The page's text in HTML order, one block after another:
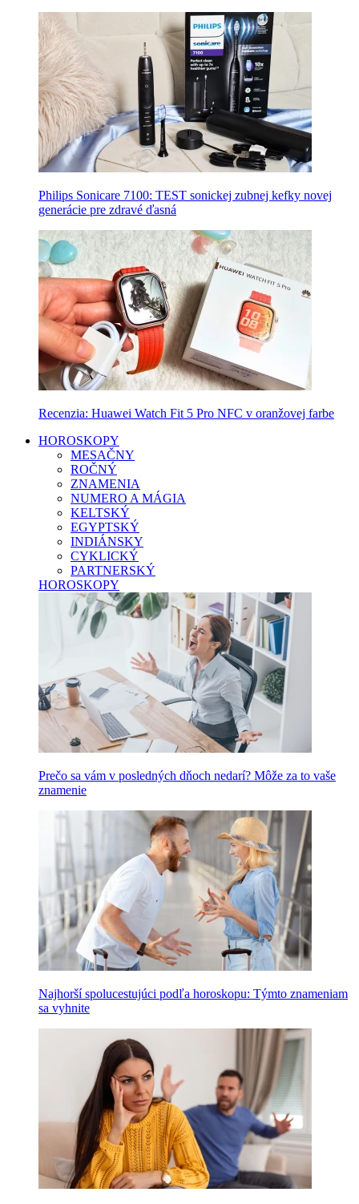
Philips Sonicare 7100: TEST sonickej zubnej kefky novej
generácie pre zdravé ďasná
Recenzia: Huawei Watch Fit 5 Pro NFC v oranžovej farbe
HOROSKOPY
MESAČNY
ROČNÝ
ZNAMENIA
NUMERO A MÁGIA
KELTSKÝ
EGYPTSKÝ
INDIÁNSKY
CYKLICKÝ
PARTNERSKÝ
HOROSKOPY
Prečo sa vám v posledných dňoch nedarí? Môže za to vaše
znamenie
Najhorší spolucestujúci podľa horoskopu: Týmto znameniam
sa vyhnite